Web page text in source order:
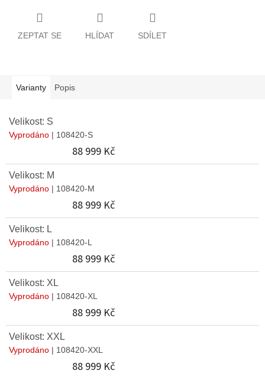
ZEPTAT SE HLÍDAT SDÍLET
Varianty Popis
Velikost: S
Vyprodáno | 108420-S
88 999 Kč
Velikost: M
Vyprodáno | 108420-M
88 999 Kč
Velikost: L
Vyprodáno | 108420-L
88 999 Kč
Velikost: XL
Vyprodáno | 108420-XL
88 999 Kč
Velikost: XXL
Vyprodáno | 108420-XXL
88 999 Kč